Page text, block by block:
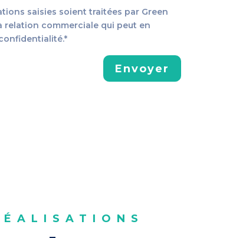
saisies soient traitées par Green
relation commerciale qui peut en
Envoyer